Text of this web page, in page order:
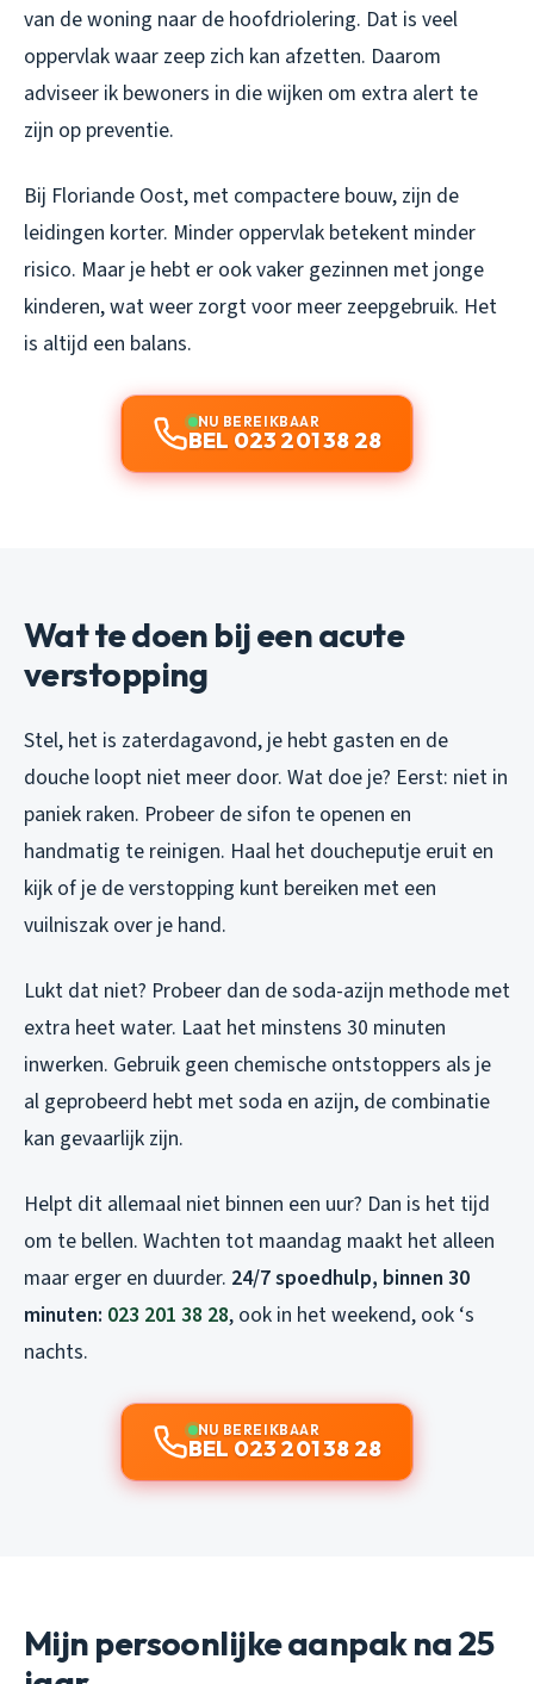
van de woning naar de hoofdriolering. Dat is veel
oppervlak waar zeep zich kan afzetten. Daarom
adviseer ik bewoners in die wijken om extra alert te
zijn op preventie.
Bij Floriande Oost, met compactere bouw, zijn de
leidingen korter. Minder oppervlak betekent minder
risico. Maar je hebt er ook vaker gezinnen met jonge
kinderen, wat weer zorgt voor meer zeepgebruik. Het
is altijd een balans.
NU BEREIKBAAR
BEL 023 201 38 28
Wat te doen bij een acute
verstopping
Stel, het is zaterdagavond, je hebt gasten en de
douche loopt niet meer door. Wat doe je? Eerst: niet in
paniek raken. Probeer de sifon te openen en
handmatig te reinigen. Haal het doucheputje eruit en
kijk of je de verstopping kunt bereiken met een
vuilniszak over je hand.
Lukt dat niet? Probeer dan de soda-azijn methode met
extra heet water. Laat het minstens 30 minuten
inwerken. Gebruik geen chemische ontstoppers als je
al geprobeerd hebt met soda en azijn, de combinatie
kan gevaarlijk zijn.
Helpt dit allemaal niet binnen een uur? Dan is het tijd
om te bellen. Wachten tot maandag maakt het alleen
maar erger en duurder. 24/7 spoedhulp, binnen 30
minuten: 023 201 38 28, ook in het weekend, ook ‘s
nachts.
NU BEREIKBAAR
BEL 023 201 38 28
Mijn persoonlijke aanpak na 25